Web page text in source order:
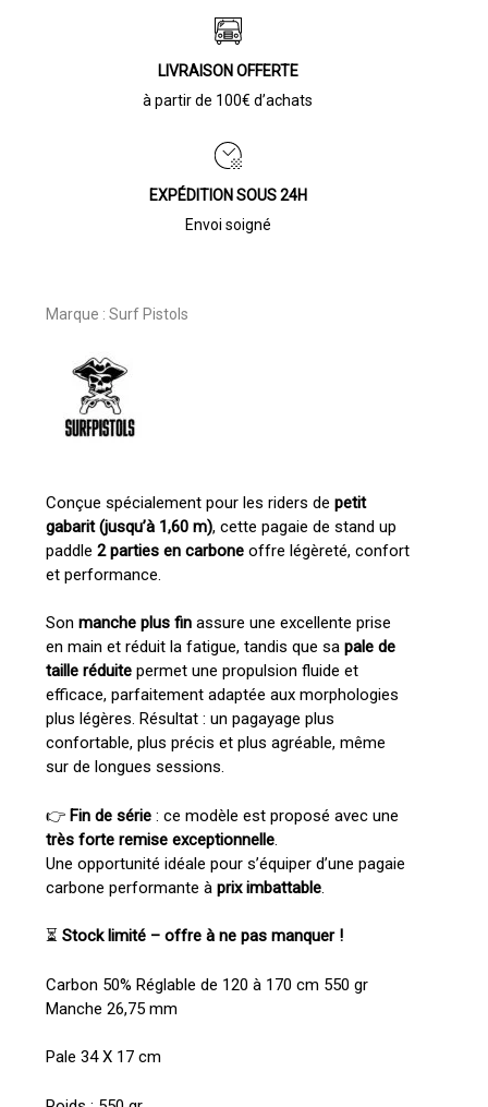
LIVRAISON OFFERTE
à partir de 100€ d’achats
EXPÉDITION SOUS 24H
Envoi soigné
Marque : Surf Pistols
Conçue spécialement pour les riders de petit
gabarit (jusqu’à 1,60 m), cette pagaie de stand up
paddle 2 parties en carboneoffre légèreté, confort
et performance.
Son manche plus finassure une excellente prise
en main et réduit la fatigue, tandis que sa pale de
taille réduitepermet une propulsion fluide et
efficace, parfaitement adaptée aux morphologies
plus légères. Résultat : un pagayage plus
confortable, plus précis et plus agréable, même
sur de longues sessions.
👉 Fin de série: ce modèle est proposé avec une
très forte remise exceptionnelle.
Une opportunité idéale pour s’équiper d’une pagaie
carbone performante à prix imbattable.
⏳ Stock limité – offre à ne pas manquer !
Carbon 50% Réglable de 120 à 170 cm 550 gr
Manche 26,75 mm
Pale 34 X 17 cm